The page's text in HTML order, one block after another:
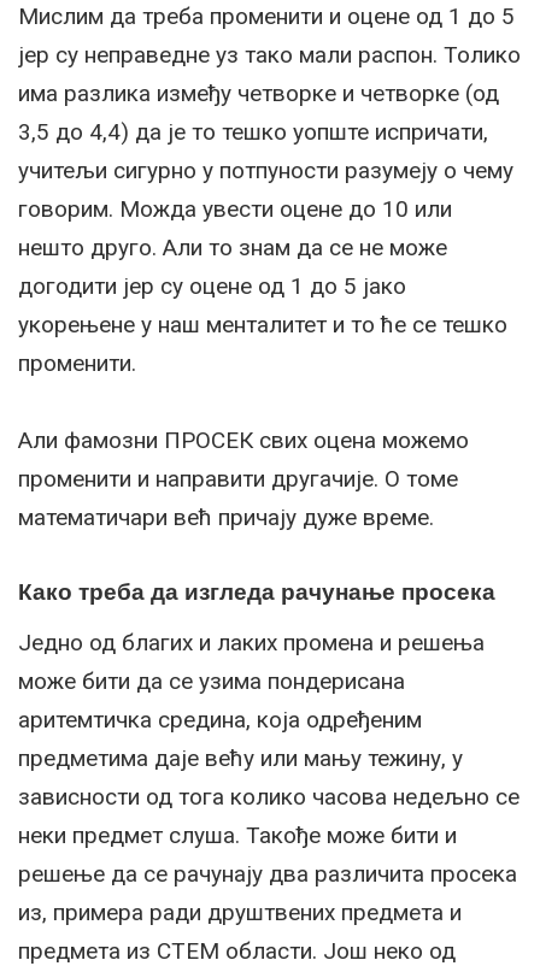
Мислим да треба променити и оцене од 1 до 5
јер су неправедне уз тако мали распон. Толико
има разлика између четворке и четворке (од
3,5 до 4,4) да је то тешко уопште испричати,
учитељи сигурно у потпуности разумеју о чему
говорим. Можда увести оцене до 10 или
нешто друго. Али то знам да се не може
догодити јер су оцене од 1 до 5 јако
укорењене у наш менталитет и то ће се тешко
променити.
Али фамозни ПРОСЕК свих оцена можемо
променити и направити другачије. О томе
математичари већ причају дуже време.
Како треба да изгледа рачунање просека
Једно од благих и лаких промена и решења
може бити да се узима пондерисана
аритемтичка средина, која одређеним
предметима даје већу или мању тежину, у
зависности од тога колико часова недељно се
неки предмет слуша. Такође може бити и
решење да се рачунају два различита просека
из, примера ради друштвених предмета и
предмета из СТЕМ области. Још неко од